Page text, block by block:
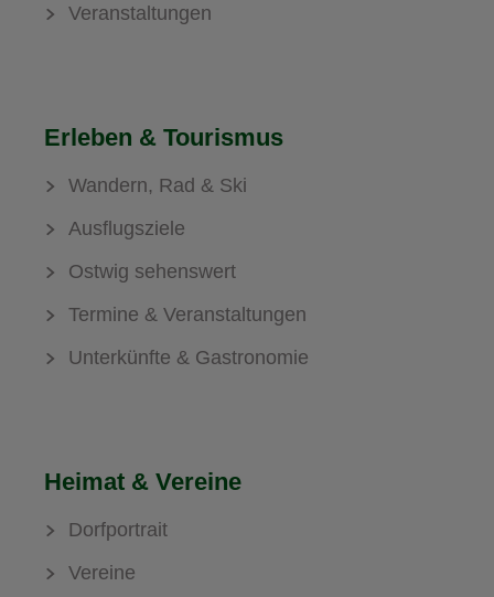
Veranstaltungen
Erleben & Tourismus
Wandern, Rad & Ski
Ausflugsziele
Ostwig sehenswert
Termine & Veranstaltungen
Unterkünfte & Gastronomie
Heimat & Vereine
Dorfportrait
Vereine